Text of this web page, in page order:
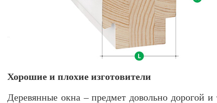
Хорошие и плохие изготовители
Деревянные окна – предмет довольно дорогой